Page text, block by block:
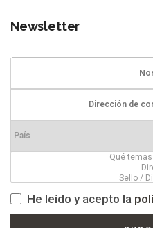
Newsletter
He leído y acepto la